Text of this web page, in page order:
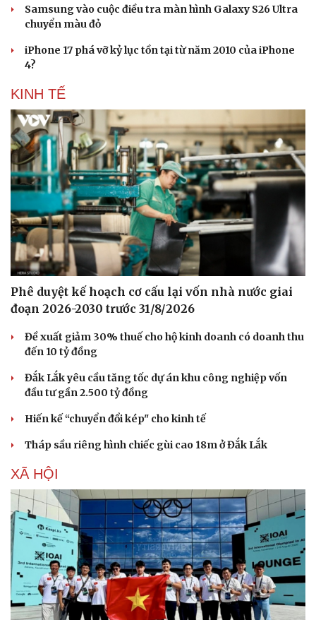
Cây thuốc
Sản phụ khoa
Nam khoa
Làm đẹp - giảm cân
Ăn sạch sống khỏe
Blog
Samsung vào cuộc điều tra màn hình Galaxy S26 Ultra
chuyển màu đỏ
iPhone 17 phá vỡ kỷ lục tồn tại từ năm 2010 của iPhone
4?
KINH TẾ
Phê duyệt kế hoạch cơ cấu lại vốn nhà nước giai
đoạn 2026-2030 trước 31/8/2026
Đề xuất giảm 30% thuế cho hộ kinh doanh có doanh thu
đến 10 tỷ đồng
Đắk Lắk yêu cầu tăng tốc dự án khu công nghiệp vốn
đầu tư gần 2.500 tỷ đồng
Hiến kế “chuyển đổi kép" cho kinh tế
Tháp sầu riêng hình chiếc gùi cao 18m ở Đắk Lắk
XÃ HỘI